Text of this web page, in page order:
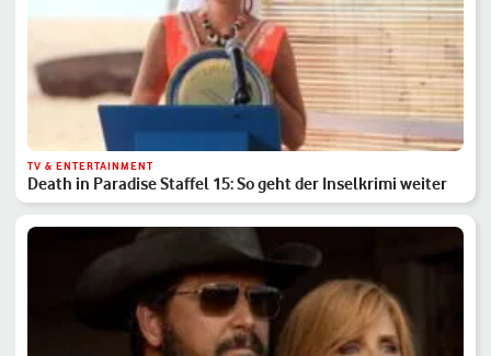
TV & ENTERTAINMENT
Death in Paradise Staffel 15: So geht der Inselkrimi weiter